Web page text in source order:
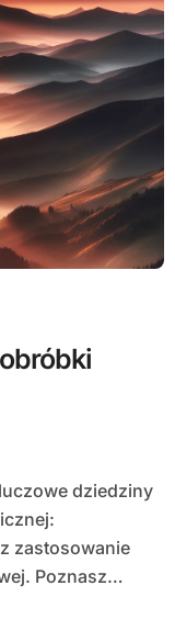
zastosowanie
Poznasz…